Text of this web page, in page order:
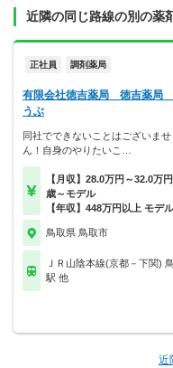
近隣の同じ路線の別の薬
正社員 調剤薬局
有限会社徳吉薬局 徳吉薬局
うぶ
同社でできないことはございませ
ん！自身のやりたいこ…
【月収】28.0万円～32.0万
歳～モデル
【年収】448万円以上 モデル
鳥取県 鳥取市
ＪＲ山陰本線(京都－下関)
駅 他
近